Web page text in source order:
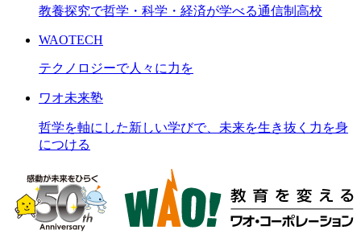
教養探究で哲学・科学・経済が学べる通信制高校
WAOTECH
テクノロジーで人々に力を
ワオ未来塾
哲学を軸にした新しい学びで、未来を生き抜く力を身
につける